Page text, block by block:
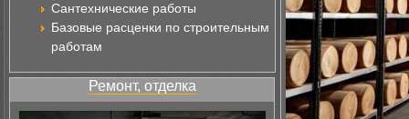
Сантехнические работы
Базовые расценки по строительным
работам
Ремонт, отделка